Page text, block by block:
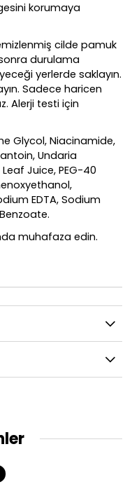
korumaya
cilde pamuk
durulama
yerlerde saklayın.
Sadece haricen
Alerji testi için
Glycol, Niacinamide,
Undaria
Juice, PEG-40
EDTA, Sodium
muhafaza edin.